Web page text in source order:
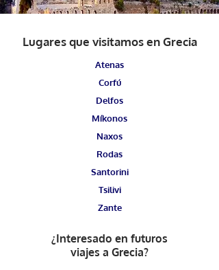
Lugares que visitamos en Grecia
Atenas
Corfú
Delfos
Míkonos
Naxos
Rodas
Santorini
Tsilivi
Zante
¿Interesado en futuros
viajes a Grecia?